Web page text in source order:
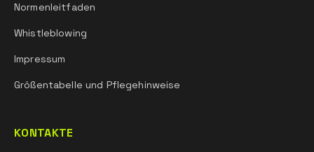
Normenleitfaden
Whistleblowing
Impressum
Größentabelle und Pflegehinweise
KONTAKTE